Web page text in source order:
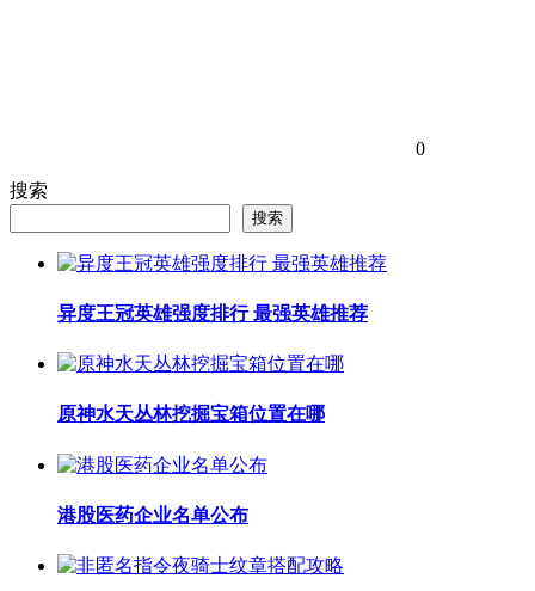
0
搜索
搜索
异度王冠英雄强度排行 最强英雄推荐
原神水天丛林挖掘宝箱位置在哪
港股医药企业名单公布